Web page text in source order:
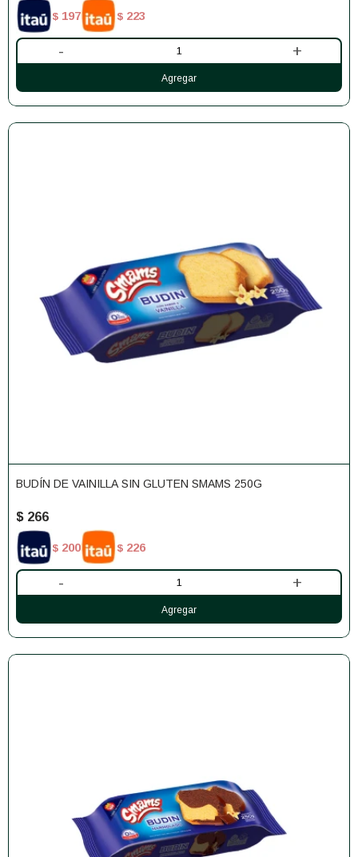
$ 197 $ 223
- +
BUDÍN DE VAINILLA SIN GLUTEN SMAMS 250G
$ 266
$ 200 $ 226
- +